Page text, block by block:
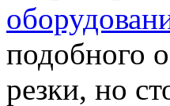
подобного
резки, но